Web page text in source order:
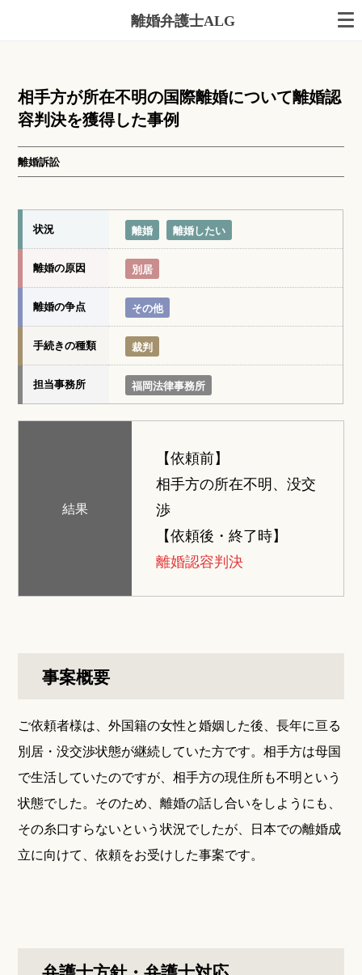
離婚弁護士ALG
相手方が所在不明の国際離婚について離婚認
容判決を獲得した事例
離婚訴訟
状況 離婚 離婚したい
離婚の原因 別居
離婚の争点 その他
手続きの種類 裁判
担当事務所 福岡法律事務所
結果
【依頼前】
相手方の所在不明、没交
渉
【依頼後・終了時】
離婚認容判決
事案概要
ご依頼者様は、外国籍の女性と婚姻した後、長年に亘る
別居・没交渉状態が継続していた方です。相手方は母国
で生活していたのですが、相手方の現住所も不明という
状態でした。そのため、離婚の話し合いをしようにも、
その糸口すらないという状況でしたが、日本での離婚成
立に向けて、依頼をお受けした事案です。